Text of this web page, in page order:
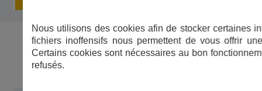
Les avis de nos clients
Nous utilisons des cookies afin de stocker certaines
fichiers inoffensifs nous permettent de vous offrir
Certains cookies sont nécessaires au bon
refusés.